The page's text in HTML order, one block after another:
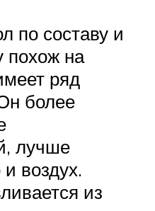
по составу и
похож на
ряд
более
лучше
воздух.
из